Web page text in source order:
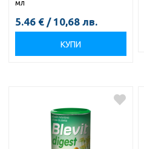
мл
5.46 € / 10,68 лв.
КУПИ